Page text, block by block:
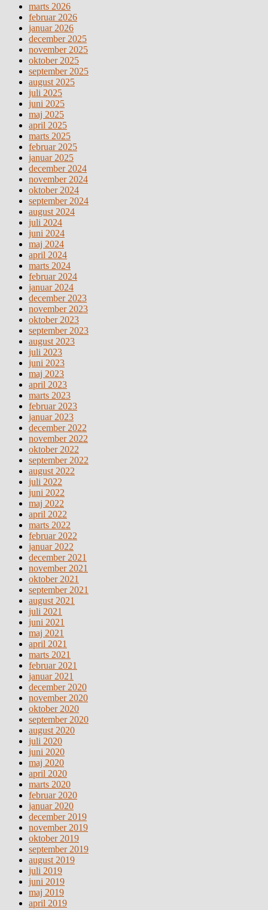
marts 2026
februar 2026
januar 2026
december 2025
november 2025
oktober 2025
september 2025
august 2025
juli 2025
juni 2025
maj 2025
april 2025
marts 2025
februar 2025
januar 2025
december 2024
november 2024
oktober 2024
september 2024
august 2024
juli 2024
juni 2024
maj 2024
april 2024
marts 2024
februar 2024
januar 2024
december 2023
november 2023
oktober 2023
september 2023
august 2023
juli 2023
juni 2023
maj 2023
april 2023
marts 2023
februar 2023
januar 2023
december 2022
november 2022
oktober 2022
september 2022
august 2022
juli 2022
juni 2022
maj 2022
april 2022
marts 2022
februar 2022
januar 2022
december 2021
november 2021
oktober 2021
september 2021
august 2021
juli 2021
juni 2021
maj 2021
april 2021
marts 2021
februar 2021
januar 2021
december 2020
november 2020
oktober 2020
september 2020
august 2020
juli 2020
juni 2020
maj 2020
april 2020
marts 2020
februar 2020
januar 2020
december 2019
november 2019
oktober 2019
september 2019
august 2019
juli 2019
juni 2019
maj 2019
april 2019